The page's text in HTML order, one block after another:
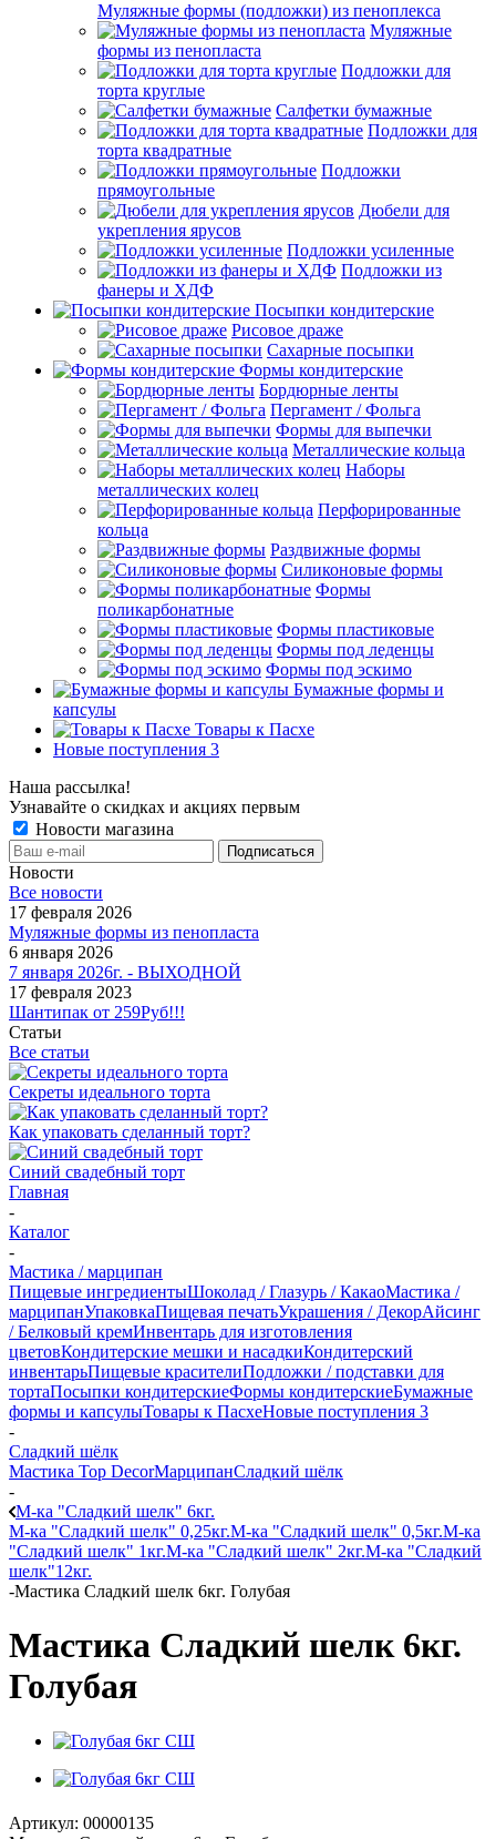
Муляжные формы (подложки) из пеноплекса
Муляжные
формы из пенопласта
Подложки для
торта круглые
Салфетки бумажные
Подложки для
торта квадратные
Подложки
прямоугольные
Дюбели для
укрепления ярусов
Подложки усиленные
Подложки из
фанеры и ХДФ
Посыпки кондитерские
Рисовое драже
Сахарные посыпки
Формы кондитерские
Бордюрные ленты
Пергамент / Фольга
Формы для выпечки
Металлические кольца
Наборы
металлических колец
Перфорированные
кольца
Раздвижные формы
Силиконовые формы
Формы
поликарбонатные
Формы пластиковые
Формы под леденцы
Формы под эскимо
Бумажные формы и
капсулы
Товары к Пасхе
Новые поступления 3
Наша рассылка!
Узнавайте о скидках и акциях первым
Новости магазина
Новости
Все новости
17 февраля 2026
Муляжные формы из пенопласта
6 января 2026
7 января 2026г. - ВЫХОДНОЙ
17 февраля 2023
Шантипак от 259Руб!!!
Статьи
Все статьи
Секреты идеального торта
Как упаковать сделанный торт?
Синий свадебный торт
Главная
-
Каталог
-
Мастика / марципан
Пищевые ингредиентыШоколад / Глазурь / КакаоМастика /
марципанУпаковкаПищевая печатьУкрашения / ДекорАйсинг
/ Белковый кремИнвентарь для изготовления
цветовКондитерские мешки и насадкиКондитерский
инвентарьПищевые красителиПодложки / подставки для
тортаПосыпки кондитерскиеФормы кондитерскиеБумажные
формы и капсулыТовары к ПасхеНовые поступления 3
-
Сладкий шёлк
Мастика Top DecorМарципанСладкий шёлк
-
М-ка "Сладкий шелк" 6кг.
М-ка "Сладкий шелк" 0,25кг.М-ка "Сладкий шелк" 0,5кг.М-ка
"Сладкий шелк" 1кг.М-ка "Сладкий шелк" 2кг.М-ка "Сладкий
шелк"12кг.
-Мастика Сладкий шелк 6кг. Голубая
Мастика Сладкий шелк 6кг.
Голубая
Артикул: 00000135